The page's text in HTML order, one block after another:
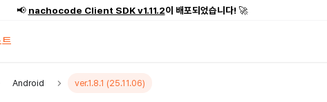
📢 nachocode Client SDK v1.11.2이 배포되었습니다! 🚀
Android ver.1.8.1 (25.11.06)